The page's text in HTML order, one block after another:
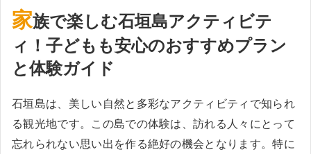
家族で楽しむ石垣島アクティビテ
ィ！子どもも安心のおすすめプラン
と体験ガイド
石垣島は、美しい自然と多彩なアクティビティで知られ
る観光地です。この島での体験は、訪れる人々にとって
忘れられない思い出を作る絶好の機会となります。特に